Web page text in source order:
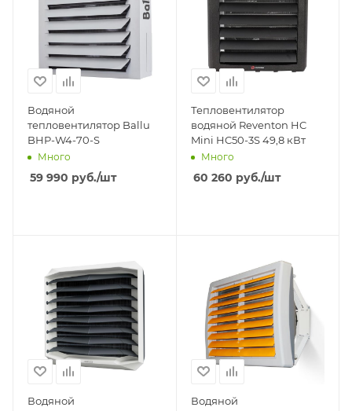
Водяной
тепловентилятор Ballu
BHP-W4-70-S
Много
59 990 руб./шт
Тепловентилятор
водяной Reventon HC
Mini HC50-3S 49,8 кВт
Много
60 260 руб./шт
Водяной
Водяной